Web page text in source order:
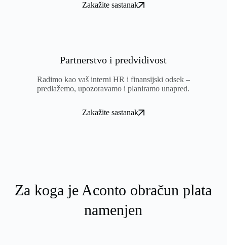
Zakažite sastanak
Partnerstvo i predvidivost
Radimo kao vaš interni HR i finansijski odsek –
predlažemo, upozoravamo i planiramo unapred.
Zakažite sastanak
Za koga je Aconto obračun plata
namenjen